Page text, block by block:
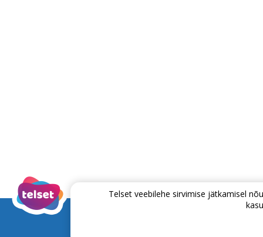
Telset veebilehe sirvimise jätkamisel